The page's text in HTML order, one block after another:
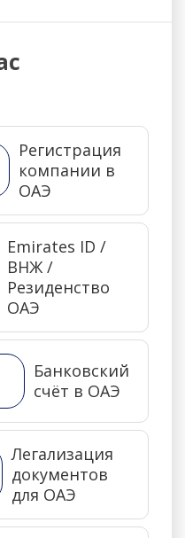
Регистрация
компании в
ОАЭ
Emirates ID /
ВНЖ /
Резиденство
ОАЭ
Банковский
счёт в ОАЭ
Легализация
документов
для ОАЭ